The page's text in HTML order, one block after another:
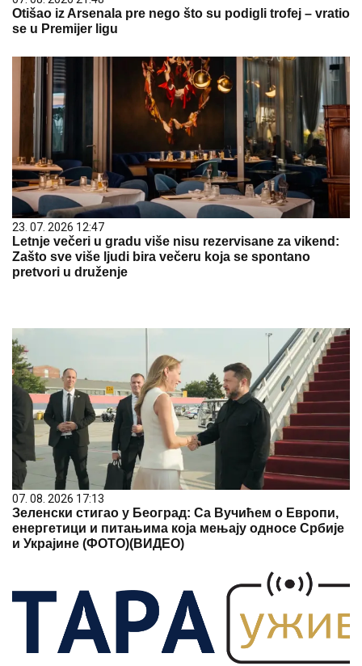
Otišao iz Arsenala pre nego što su podigli trofej – vratio
se u Premijer ligu
23. 07. 2026 12:47
Letnje večeri u gradu više nisu rezervisane za vikend:
Zašto sve više ljudi bira večeru koja se spontano
pretvori u druženje
07. 08. 2026 17:13
Зеленски стигао у Београд: Са Вучићем о Европи,
енергетици и питањима која мењају односе Србије
и Украјине (ФОТО)(ВИДЕО)